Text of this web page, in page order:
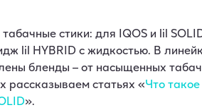
стики: для IQOS и lil
lil HYBRID с жидкостью. В
бленды – от насыщенных
рассказываем статьях «Что такое
».